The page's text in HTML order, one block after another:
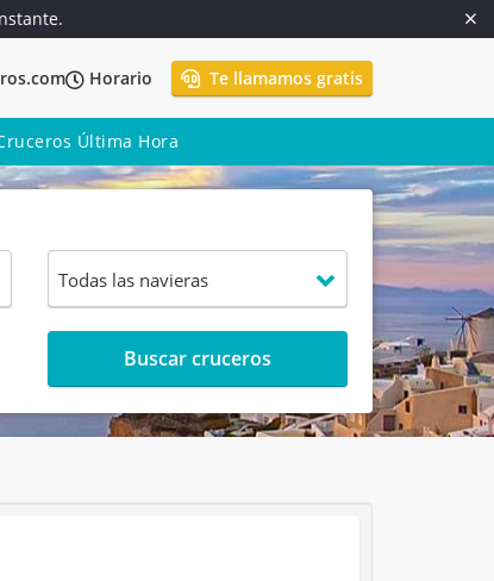
Horario Te llamamos gratis
Última Hora
Buscar cruceros